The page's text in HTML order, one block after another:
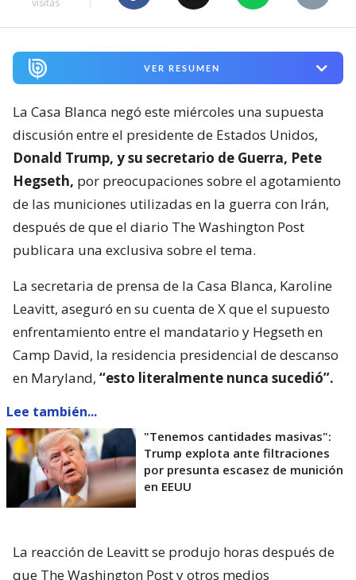
VER RESUMEN
La Casa Blanca negó este miércoles una supuesta
discusión entre el presidente de Estados Unidos,
Donald Trump, y su secretario de Guerra, Pete
Hegseth, por preocupaciones sobre el agotamiento
de las municiones utilizadas en la guerra con Irán,
después de que el diario The Washington Post
publicara una exclusiva sobre el tema.
La secretaria de prensa de la Casa Blanca, Karoline
Leavitt, aseguró en su cuenta de X que el supuesto
enfrentamiento entre el mandatario y Hegseth en
Camp David, la residencia presidencial de descanso
en Maryland, “esto literalmente nunca sucedió”.
Lee también...
"Tenemos cantidades masivas":
Trump explota ante filtraciones
por presunta escasez de munición
en EEUU
La reacción de Leavitt se produjo horas después de
que The Washington Post y otros medios